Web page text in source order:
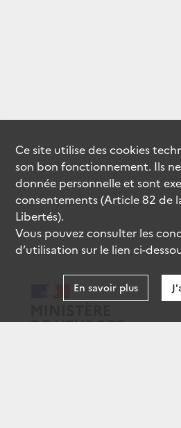
Ce site utilise descookies
son bon fonctionnement. Ils
donnée personnelle et sont
consentements (Article 82 de
Libertés).
Vous pouvez consulter les
d’utilisation sur le lien ci-
En savoir plus